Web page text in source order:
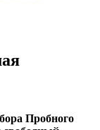
Пробного